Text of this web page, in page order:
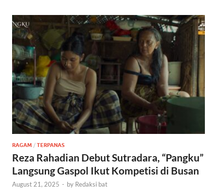
RAGAM / TERPANAS
Reza Rahadian Debut Sutradara, “Pangku”
Langsung Gaspol Ikut Kompetisi di Busan
August 21, 2025 - by Redaksi bat